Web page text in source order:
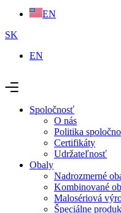
EN
SK
EN
Spoločnosť
O nás
Politika
Certifikáty
Udržateľnosť
Obaly
Nadrozmerné
Kombinované
Malosériová
Špeciálne